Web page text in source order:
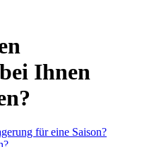
Ihnen
für eine Saison?